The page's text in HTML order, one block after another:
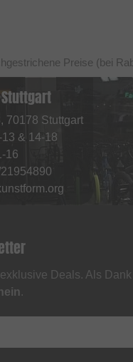
Preise (bei
70178 Stuttgart
13 & 14-18
16
Deals. Als
.